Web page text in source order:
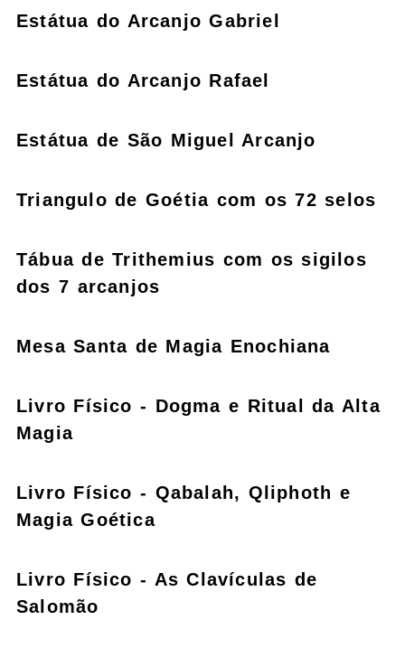
Estátua do Arcanjo Gabriel
Estátua do Arcanjo Rafael
Estátua de São Miguel Arcanjo
Triangulo de Goétia com os 72 selos
Tábua de Trithemius com os sigilos
dos 7 arcanjos
Mesa Santa de Magia Enochiana
Livro Físico - Dogma e Ritual da Alta
Magia
Livro Físico - Qabalah, Qliphoth e
Magia Goética
Livro Físico - As Clavículas de
Salomão